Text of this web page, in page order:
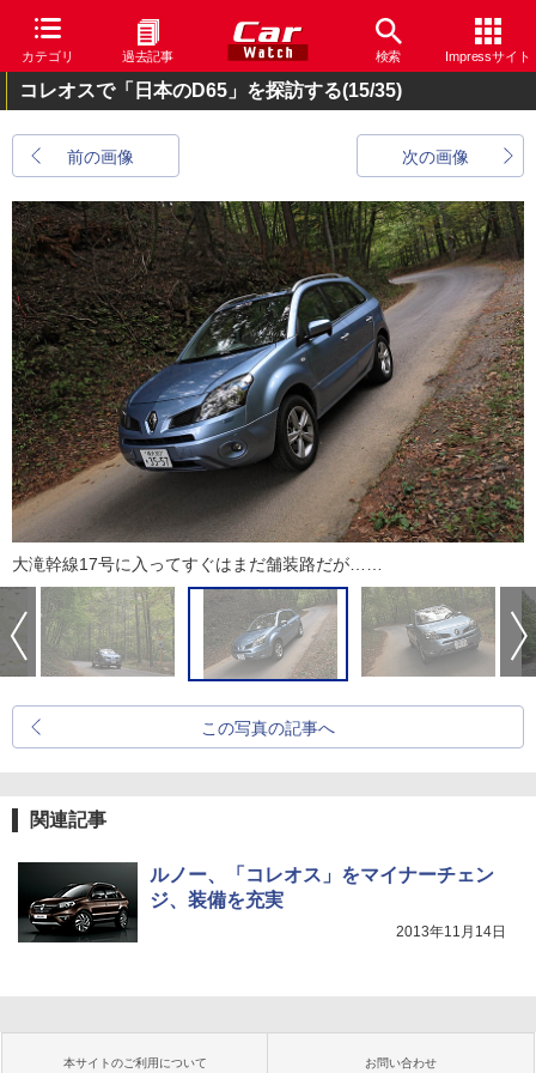
カテゴリ 過去記事 検索 Impressサイト
コレオスで「日本のD65」を探訪する(15/35)
前の画像 次の画像
大滝幹線17号に入ってすぐはまだ舗装路だが……
この写真の記事へ
関連記事
ルノー、「コレオス」をマイナーチェン
ジ、装備を充実
2013年11月14日
本サイトのご利用について お問い合わせ